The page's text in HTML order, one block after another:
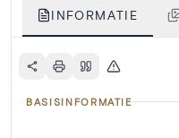
INFORMATIE
BASISINFORMATIE